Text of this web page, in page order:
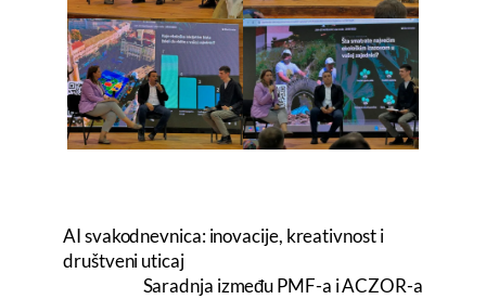
AI svakodnevnica: inovacije, kreativnost i
društveni uticaj
Saradnja između PMF-a i ACZOR-a